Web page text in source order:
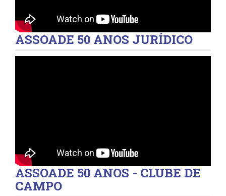
ASSOADE 50 ANOS JURÍDICO
ASSOADE 50 ANOS - CLUBE DE
CAMPO